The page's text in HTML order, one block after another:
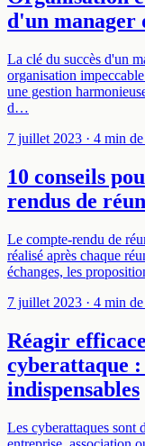
d'un manager
La clé du succès d'un
organisation
une gestion
d…
7 juillet 2023 · 4 min
10 conseils
rendus de
Le compte-rendu de
réalisé après chaque
échanges, les
7 juillet 2023 · 4 min
Réagir
cyberattaque
indispensables
Les cyberattaques sont